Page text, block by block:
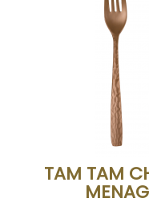
TAM TAM